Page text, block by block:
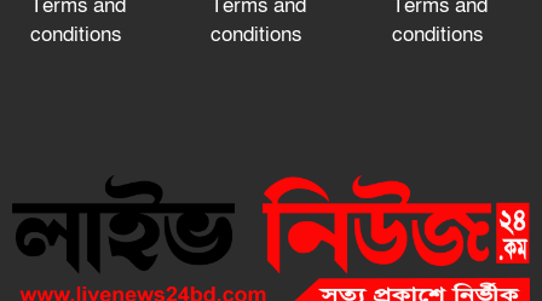
conditions
conditions
conditions